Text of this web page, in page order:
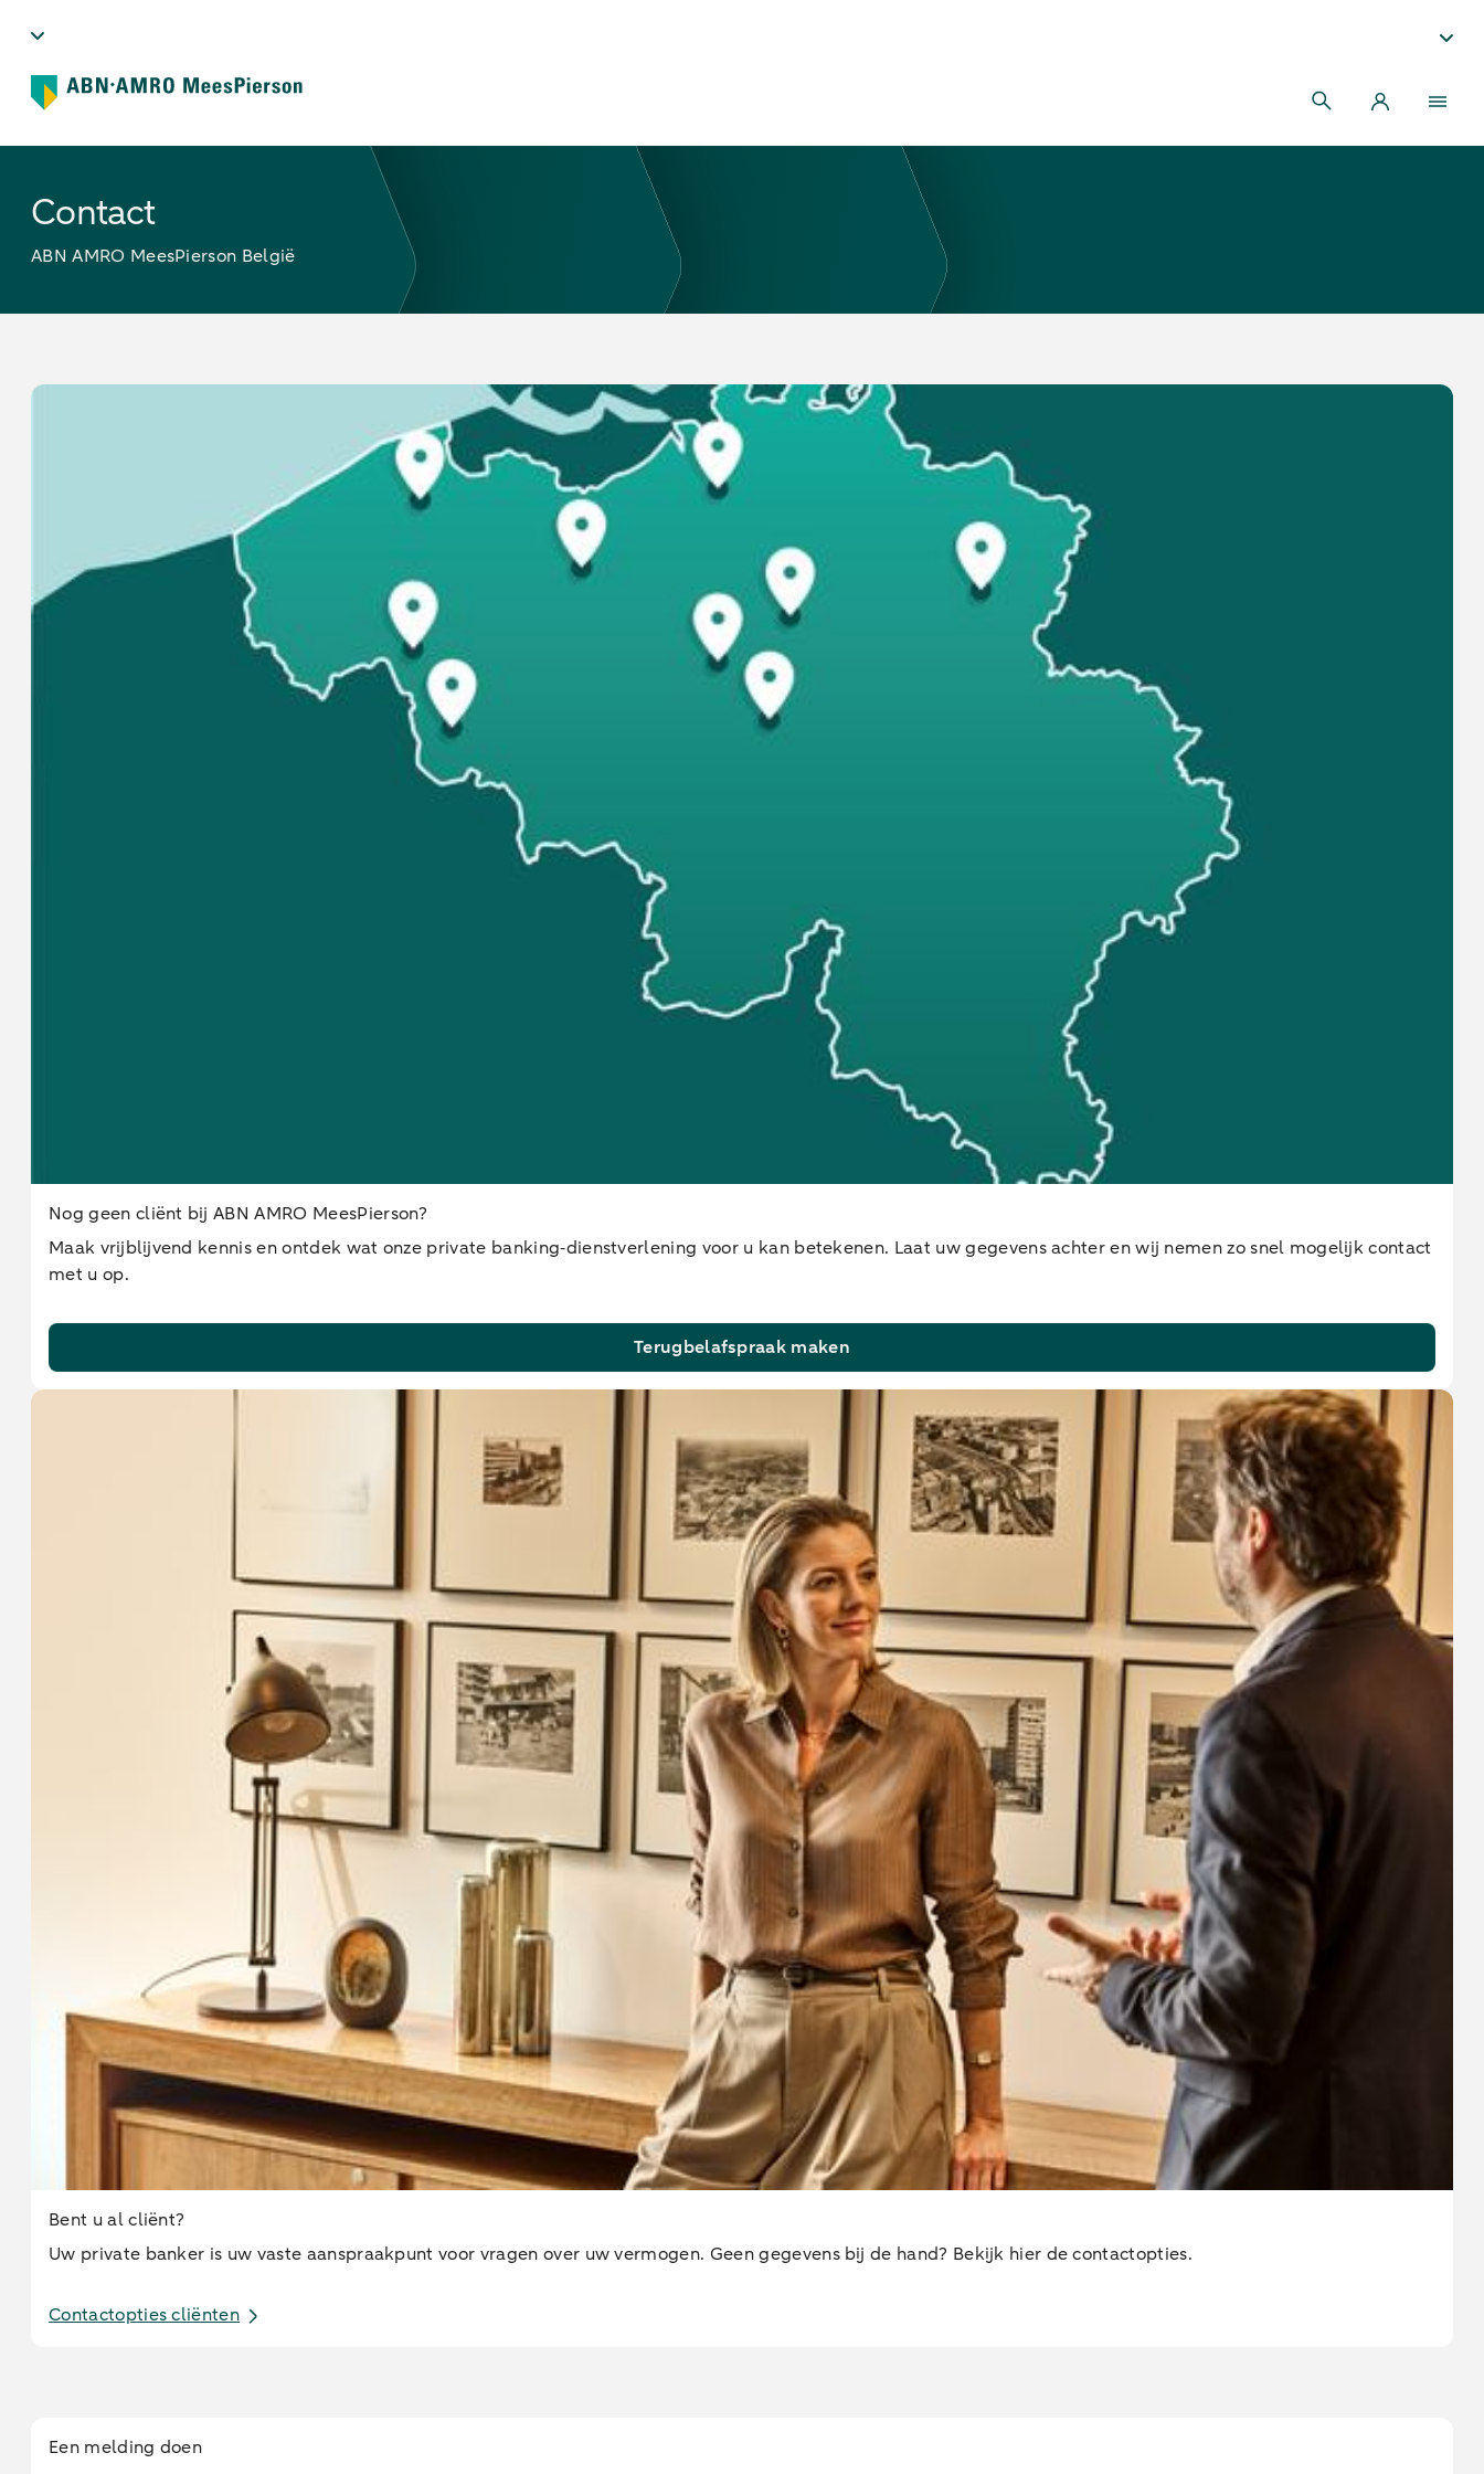
Contact
ABN AMRO MeesPierson België
Nog geen cliënt bij ABN AMRO MeesPierson?
Maak vrijblijvend kennis en ontdek wat onze private banking‑dienstverlening voor u kan betekenen. Laat uw gegevens achter en wij nemen zo snel mogelijk contact
met u op.
Terugbelafspraak maken
Bent u al cliënt?
Uw private banker is uw vaste aanspraakpunt voor vragen over uw vermogen. Geen gegevens bij de hand? Bekijk hier de contactopties.
Contactopties cliënten
Een melding doen